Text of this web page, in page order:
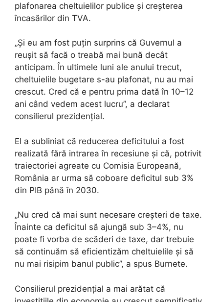
plafonarea cheltuielilor publice și creșterea
încasărilor din TVA.
„Și eu am fost puțin surprins că Guvernul a
reușit să facă o treabă mai bună decât
anticipam. În ultimele luni ale anului trecut,
cheltuielile bugetare s-au plafonat, nu au mai
crescut. Cred că e pentru prima dată în 10–12
ani când vedem acest lucru”, a declarat
consilierul prezidențial.
El a subliniat că reducerea deficitului a fost
realizată fără intrarea în recesiune și că, potrivit
traiectoriei agreate cu Comisia Europeană,
România ar urma să coboare deficitul sub 3%
din PIB până în 2030.
„Nu cred că mai sunt necesare creșteri de taxe.
Înainte ca deficitul să ajungă sub 3–4%, nu
poate fi vorba de scăderi de taxe, dar trebuie
să continuăm să eficientizăm cheltuielile și să
nu mai risipim banul public”, a spus Burnete.
Consilierul prezidențial a mai arătat că